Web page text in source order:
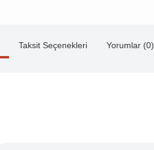
Taksit Seçenekleri Yorumlar (0)